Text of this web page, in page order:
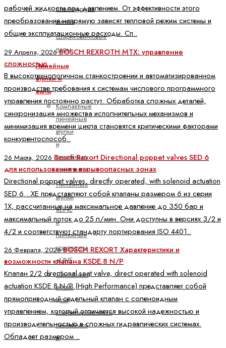
планетарных
винтов
Шариковинтовые
пары
Линейные
втулки и
валы
Компактные
линейные
втулки
и
линейные
комплекты
Линейные
втулки
eLINE
и
линейные
комплекты
eLINE
Линейные
втулки
для
комбинированного
линейного
и
рабочей жидкости под давлением. От эффективности этого
преобразования напрямую зависят тепловой режим системы и
общие эксплуатационные расходы. Сп..
29 Апреля, 2026BOSCH REXROTH MTX: управление
сложностью
В высокотехнологичном станкостроении и автоматизированном
производстве требования к системам числового программного
управления постоянно растут. Обработка сложных деталей,
синхронизация множества исполнительных механизмов и
минимизация времени цикла становятся критическими факторами
конкурентоспособ..
26 Марта, 2026 Bosch Rexort Directional poppet valves SED 6
для использования в взрывоопасных зонах
Directional poppet valves, directly operated, with solenoid actuation
SED 6…XE представляют собой клапаны размером 6 из серии
1X, рассчитанные на максимальное давление до 350 бар и
максимальный поток до 25 л/мин. Они доступны в версиях 3/2 и
4/2 и соответствуют стандарту портирования ISO 4401..
26 Февраля, 2026BOSCH REXORT Характеристики и
возможности клапана KSDE.8 N/P
Клапан 2/2 directional seat valve, direct operated with solenoid
actuation KSDE.8 N/P (High Performance) представляет собой
прямоприводный седельный клапан с соленоидным
управлением, который отличается высокой надежностью и
производительностью в сложных гидравлических системах.
Обладает размером ..